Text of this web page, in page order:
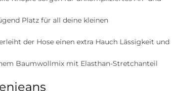
Platz für all deine kleinen
der Hose einen extra Hauch Lässigkeit und
Baumwollmix mit Elasthan-Stretchanteil